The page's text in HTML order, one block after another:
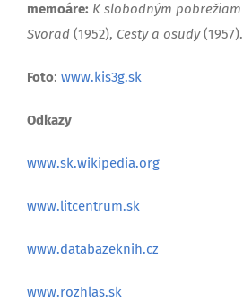
memoáre: K slobodným pobrežiam
Svorad (1952), Cesty a osudy(1957).
Foto: www.kis3g.sk
Odkazy
www.sk.wikipedia.org
www.litcentrum.sk
www.databazeknih.cz
www.rozhlas.sk